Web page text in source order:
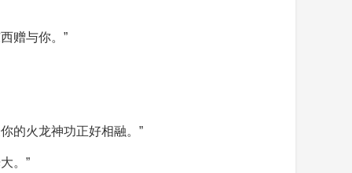
赠与你。”
的火龙神功正好相融。”
。”